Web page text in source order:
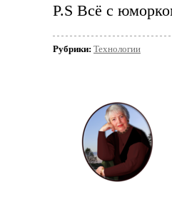
P.S Всё с
Рубрики: Технологии